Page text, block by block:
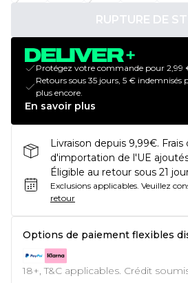
RUPTURE DE
Protégez votre commande pour 2,99
Retours sous 35 jours, 5 € indemnisés
plus encore.
En savoir plus
Livraison depuis 9,99€.
d'importation de l'UE
Éligible au retour sous 21
Exclusions applicables. Veuillez
retour
Options de paiement flexibles
18+, T&C applicables. Crédit